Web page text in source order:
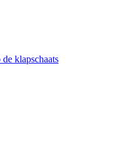
klapschaats